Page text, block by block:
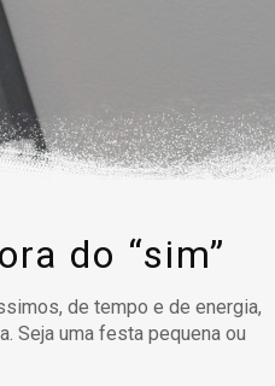
do “sim”
de tempo e de energia,
Seja uma festa pequena ou